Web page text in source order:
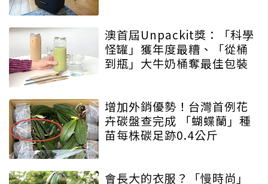
澳首屆Unpackit獎：「科學
怪罐」獲年度最糟、「從桶
到瓶」大牛奶桶奪最佳包裝
增加外銷優勢！台灣首例花
卉碳盤查完成 「蝴蝶蘭」種
苗每株碳足跡0.4公斤
會長大的衣服？「慢時尚」